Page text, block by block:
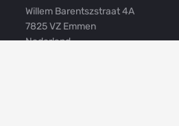
Willem Barentszstraat 4A
7825 VZ Emmen
Nederland